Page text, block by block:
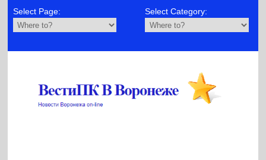
Select Page: Select Category: